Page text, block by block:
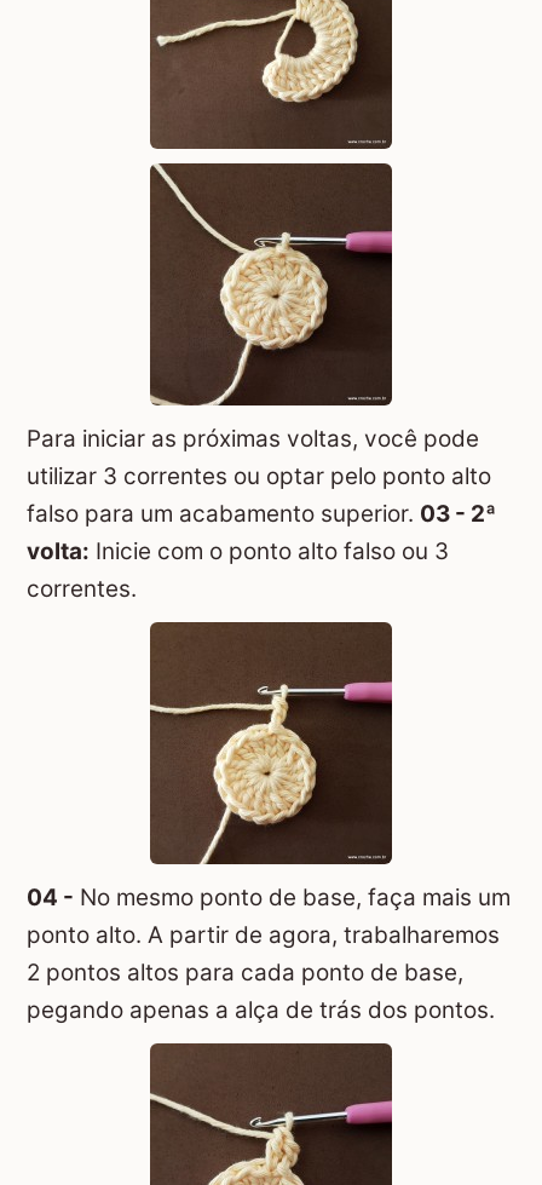
Para iniciar as próximas voltas, você pode
utilizar 3 correntes ou optar pelo ponto alto
falso para um acabamento superior. 03 - 2ª
volta: Inicie com o ponto alto falso ou 3
correntes.
04 - No mesmo ponto de base, faça mais um
ponto alto. A partir de agora, trabalharemos
2 pontos altos para cada ponto de base,
pegando apenas a alça de trás dos pontos.